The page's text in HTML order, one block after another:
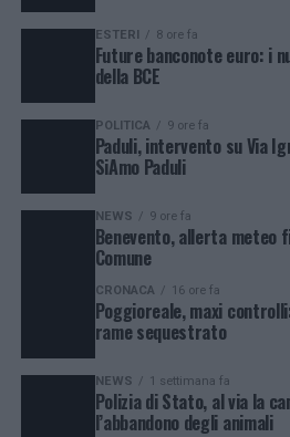
ESTERI 8 ore fa
Future banconote euro: i
della BCE
POLITICA 9 ore fa
Paduli, intervento su Via
SiAmo Paduli
NEWS 9 ore fa
Benevento, allerta meteo
Comune
CRONACA 16 ore fa
Poggioreale, maxi
rame sequestrato
NEWS 1 settimana fa
Polizia di Stato, al via la
l’abbandono degli animali